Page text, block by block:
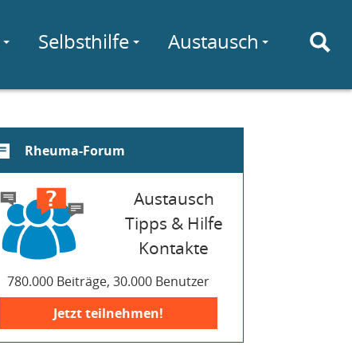
Selbsthilfe Austausch
Rheuma-Forum
Austausch
Tipps & Hilfe
Kontakte
780.000 Beiträge, 30.000 Benutzer
Jetzt teilnehmen!